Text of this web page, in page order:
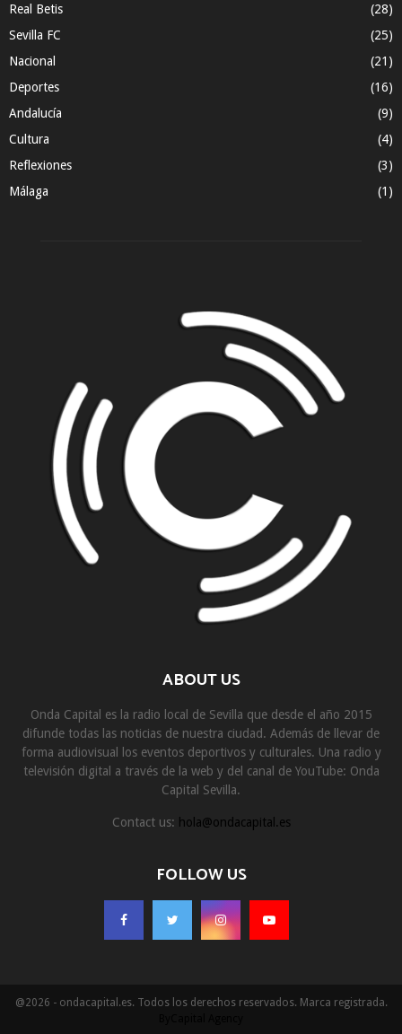
Real Betis
(28)
Sevilla FC
(25)
Nacional
(21)
Deportes
(16)
Andalucía
(9)
Cultura
(4)
Reflexiones
(3)
Málaga
(1)
ABOUT US
Onda Capital es la radio local de Sevilla que desde el año 2015
difunde todas las noticias de nuestra ciudad. Además de llevar de
forma audiovisual los eventos deportivos y culturales. Una radio y
televisión digital a través de la web y del canal de YouTube: Onda
Capital Sevilla.
Contact us: hola@ondacapital.es
FOLLOW US
@2026 - ondacapital.es. Todos los derechos reservados. Marca registrada.